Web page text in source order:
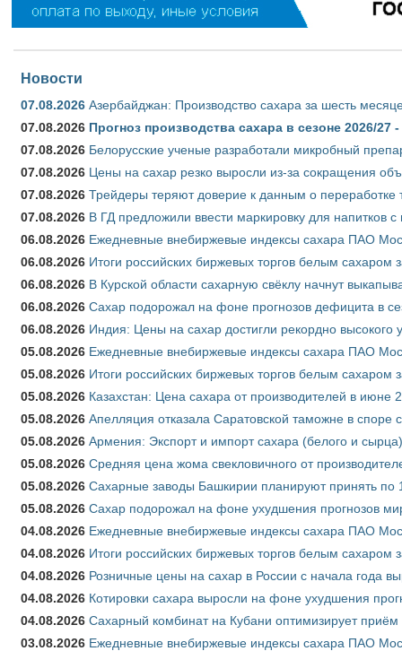
Новости
07.08.2026 Азербайджан: Производство сахара за шесть
07.08.2026 Прогноз производства сахара в сезоне 2026/
07.08.2026 Белорусские ученые разработали микробный
07.08.2026 Цены на сахар резко выросли из-за сокращения
07.08.2026 Трейдеры теряют доверие к данным о переработке
07.08.2026 В ГД предложили ввести маркировку для напитков
06.08.2026 Ежедневные внебиржевые индексы сахара ПАО
06.08.2026 Итоги российских биржевых торгов белым сахаром
06.08.2026 В Курской области сахарную свёклу начнут
06.08.2026 Сахар подорожал на фоне прогнозов дефицита в
06.08.2026 Индия: Цены на сахар достигли рекордно высокого
05.08.2026 Ежедневные внебиржевые индексы сахара ПАО
05.08.2026 Итоги российских биржевых торгов белым сахаром
05.08.2026 Казахстан: Цена сахара от производителей в июне
05.08.2026 Апелляция отказала Саратовской таможне в
05.08.2026 Армения: Экспорт и импорт сахара (белого и
05.08.2026 Средняя цена жома свекловичного от
05.08.2026 Сахарные заводы Башкирии планируют принять по
05.08.2026 Сахар подорожал на фоне ухудшения прогнозов
04.08.2026 Ежедневные внебиржевые индексы сахара ПАО
04.08.2026 Итоги российских биржевых торгов белым сахаром
04.08.2026 Розничные цены на сахар в России с начала года
04.08.2026 Котировки сахара выросли на фоне ухудшения
04.08.2026 Сахарный комбинат на Кубани оптимизирует приём
03.08.2026 Ежедневные внебиржевые индексы сахара ПАО